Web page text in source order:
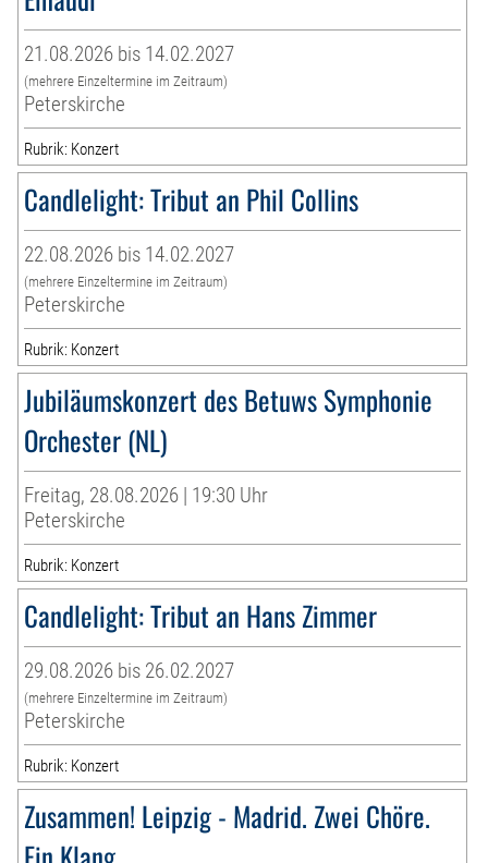
21.08.2026 bis 14.02.2027
(mehrere Einzeltermine im Zeitraum)
Peterskirche
Rubrik: Konzert
Candlelight: Tribut an Phil Collins
22.08.2026 bis 14.02.2027
(mehrere Einzeltermine im Zeitraum)
Peterskirche
Rubrik: Konzert
Jubiläumskonzert des Betuws Symphonie
Orchester (NL)
Freitag, 28.08.2026 | 19:30 Uhr
Peterskirche
Rubrik: Konzert
Candlelight: Tribut an Hans Zimmer
29.08.2026 bis 26.02.2027
(mehrere Einzeltermine im Zeitraum)
Peterskirche
Rubrik: Konzert
Zusammen! Leipzig - Madrid. Zwei Chöre.